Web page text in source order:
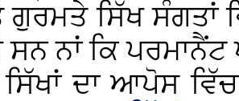
ਗੁਰਮਤੇ ਸਿੱਖ ਸੰਗਤਾਂ
ਸਨ ਨਾਂ ਕਿ
ਦਾ ਆਪੋਸ